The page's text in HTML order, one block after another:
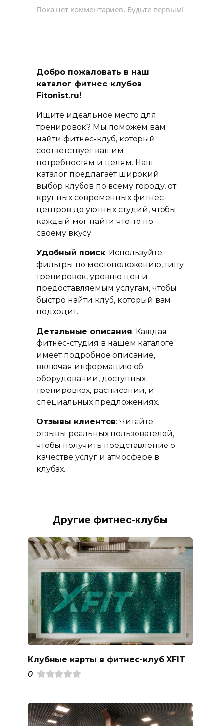
Пока нет комментариев. Будьте первым!
Добро пожаловать в наш
каталог фитнес-клубов
Fitonist.ru!
Ищите идеальное место для
тренировок? Мы поможем вам
найти фитнес-клуб, который
соответствует вашим
потребностям и целям. Наш
каталог предлагает широкий
выбор клубов по всему городу, от
крупных современных фитнес-
центров до уютных студий, чтобы
каждый мог найти что-то по
своему вкусу.
Удобный поиск: Используйте
фильтры по местоположению, типу
тренировок, уровню цен и
предоставляемым услугам, чтобы
быстро найти клуб, который вам
подходит.
Детальные описания: Каждая
фитнес-студия в нашем каталоге
имеет подробное описание,
включая информацию об
оборудовании, доступных
тренировках, расписании, и
специальных предложениях.
Отзывы клиентов: Читайте
отзывы реальных пользователей,
чтобы получить представление о
качестве услуг и атмосфере в
клубах.
Другие фитнес-клубы
Клубные карты в фитнес-клуб XFIT
0